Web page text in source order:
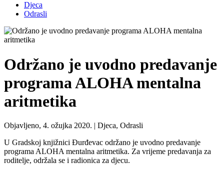
Djeca
Odrasli
Održano je uvodno predavanje
programa ALOHA mentalna
aritmetika
Objavljeno, 4. ožujka 2020. | Djeca, Odrasli
U Gradskoj knjižnici Đurđevac održano je uvodno predavanje
programa ALOHA mentalna aritmetika. Za vrijeme predavanja za
roditelje, održala se i radionica za djecu.